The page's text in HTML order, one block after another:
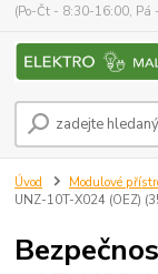
(Po-Čt - 8:30-16:00, Pá
Úvod Modulové
UNZ-10T-X024 (OEZ)